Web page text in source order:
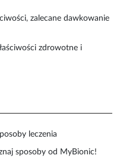
zalecane dawkowanie
zdrowotne i
leczenia
sposoby od MyBionic!